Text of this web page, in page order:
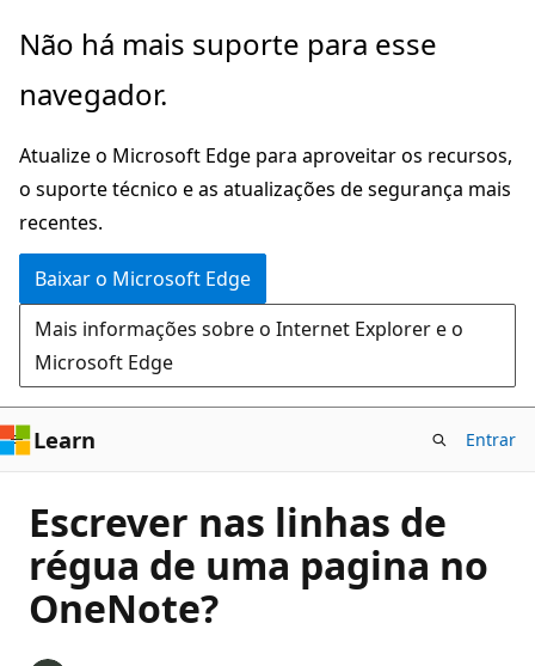
Pular
o
principal
Não há mais suporte para esse
navegador.
Atualize o Microsoft Edge para aproveitar os recursos,
o suporte técnico e as atualizações de segurança mais
recentes.
Baixar o Microsoft Edge
Mais informações sobre o Internet Explorer e o
Microsoft Edge
Learn Entrar
Escrever nas linhas de
régua de uma pagina no
OneNote?